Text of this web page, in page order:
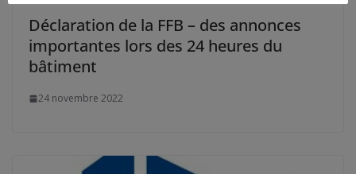
Déclaration de la FFB – des annonces
importantes lors des 24 heures du
bâtiment
24 novembre 2022